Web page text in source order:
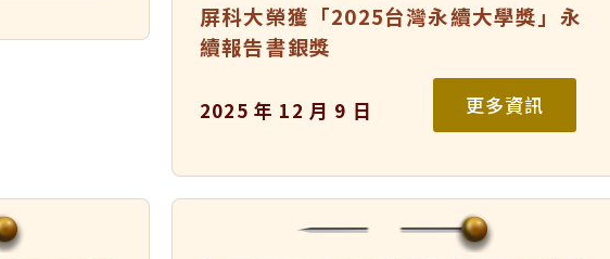
屏科大榮獲「2025台灣永續大學獎」永
續報告書銀獎
2025 年 12 月 9 日 更多資訊